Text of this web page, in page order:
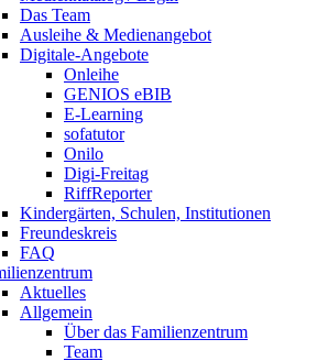
Das Team
Ausleihe & Medienangebot
Digitale-Angebote
Onleihe
GENIOS eBIB
E-Learning
sofatutor
Onilo
Digi-Freitag
RiffReporter
Kindergärten, Schulen, Institutionen
Freundeskreis
FAQ
Aktuelles
Allgemein
Über das Familienzentrum
Team